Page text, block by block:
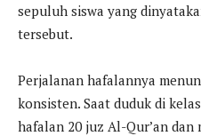
sepuluh siswa yang
tersebut.
Perjalanan hafalannya
konsisten. Saat duduk di
hafalan 20 juz Al-Qur’an